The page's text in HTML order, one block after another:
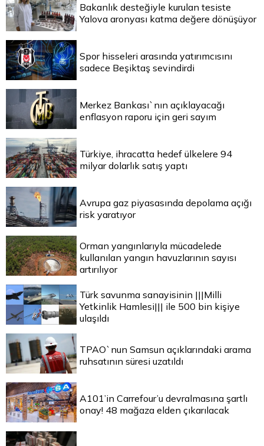
Bakanlık desteğiyle kurulan tesiste
Yalova aronyası katma değere dönüşüyor
Spor hisseleri arasında yatırımcısını
sadece Beşiktaş sevindirdi
Merkez Bankası`nın açıklayacağı
enflasyon raporu için geri sayım
Türkiye, ihracatta hedef ülkelere 94
milyar dolarlık satış yaptı
Avrupa gaz piyasasında depolama açığı
risk yaratıyor
Orman yangınlarıyla mücadelede
kullanılan yangın havuzlarının sayısı
artırılıyor
Türk savunma sanayisinin |||Milli
Yetkinlik Hamlesi||| ile 500 bin kişiye
ulaşıldı
TPAO`nun Samsun açıklarındaki arama
ruhsatının süresi uzatıldı
A101’in Carrefour’u devralmasına şartlı
onay! 48 mağaza elden çıkarılacak